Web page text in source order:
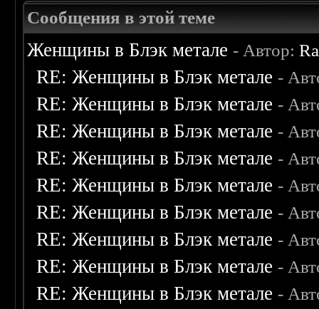
Сообщения в этой теме
Женщины в Блэк метале - Автор:
RE: Женщины в Блэк метале -
RE: Женщины в Блэк метале -
RE: Женщины в Блэк метале -
RE: Женщины в Блэк метале -
RE: Женщины в Блэк метале -
RE: Женщины в Блэк метале -
RE: Женщины в Блэк метале -
RE: Женщины в Блэк метале -
RE: Женщины в Блэк метале -